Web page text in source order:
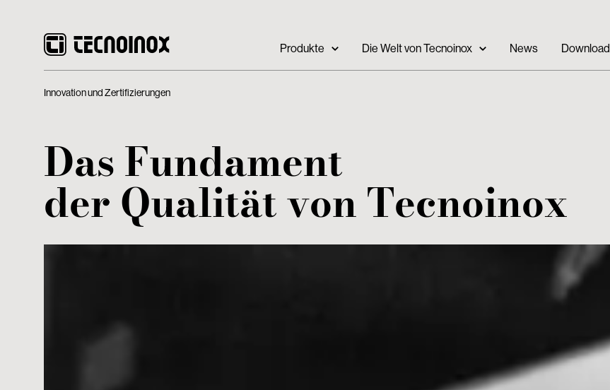
Produkte Die Welt von Tecnoinox News Download
Innovation und Zertifizierungen
Das Fundament
der Qualität von Tecnoinox